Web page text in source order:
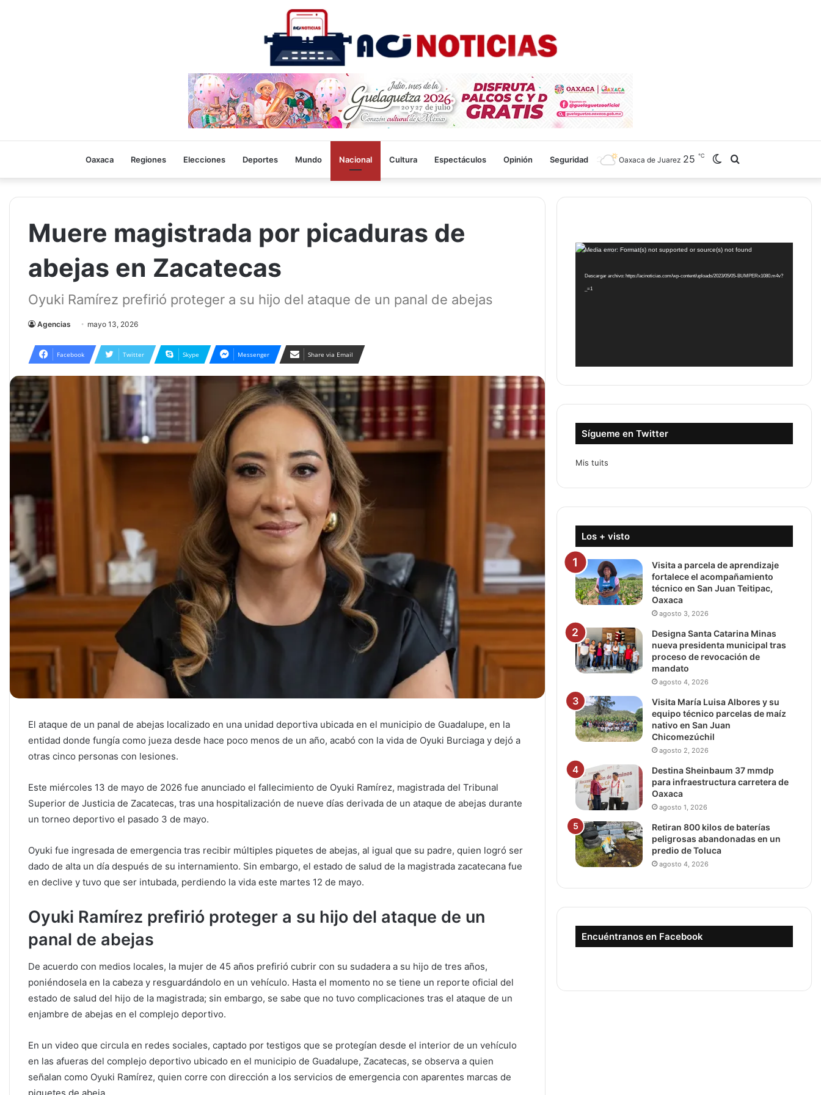
Oaxaca Regiones Elecciones Deportes Mundo Nacional Cultura Espectáculos Opinión Seguridad
for
Switch
skin
Oaxaca de Juarez 25 ℃
Muere magistrada por picaduras de
abejas en Zacatecas
Oyuki Ramírez prefirió proteger a su hijo del ataque de un panal de abejas
Agencias mayo 13, 2026
Facebook Twitter Skype Messenger Share via Email
El ataque de un panal de abejas localizado en una unidad deportiva ubicada en el municipio de Guadalupe, en la
entidad donde fungía como jueza desde hace poco menos de un año, acabó con la vida de Oyuki Burciaga y dejó a
otras cinco personas con lesiones.
Este miércoles 13 de mayo de 2026 fue anunciado el fallecimiento de Oyuki Ramírez, magistrada del Tribunal
Superior de Justicia de Zacatecas, tras una hospitalización de nueve días derivada de un ataque de abejas durante
un torneo deportivo el pasado 3 de mayo.
Oyuki fue ingresada de emergencia tras recibir múltiples piquetes de abejas, al igual que su padre, quien logró ser
dado de alta un día después de su internamiento. Sin embargo, el estado de salud de la magistrada zacatecana fue
en declive y tuvo que ser intubada, perdiendo la vida este martes 12 de mayo.
Oyuki Ramírez prefirió proteger a su hijo del ataque de un
panal de abejas
De acuerdo con medios locales, la mujer de 45 años prefirió cubrir con su sudadera a su hijo de tres años,
poniéndosela en la cabeza y resguardándolo en un vehículo. Hasta el momento no se tiene un reporte oficial del
estado de salud del hijo de la magistrada; sin embargo, se sabe que no tuvo complicaciones tras el ataque de un
enjambre de abejas en el complejo deportivo.
En un video que circula en redes sociales, captado por testigos que se protegían desde el interior de un vehículo
en las afueras del complejo deportivo ubicado en el municipio de Guadalupe, Zacatecas, se observa a quien
señalan como Oyuki Ramírez, quien corre con dirección a los servicios de emergencia con aparentes marcas de
Reproductor
vídeo
Media error: Format(s) not supported or source(s) not found
Descargar archivo: https://acinoticias.com/wp-content/uploads/2023/05/05-BUMPERx1080.m4v?
_=1
Sígueme en Twitter
Mis tuits
Los + visto
Visita a parcela de aprendizaje
fortalece el acompañamiento
técnico en San Juan Teitipac,
Oaxaca
agosto 3, 2026
Designa Santa Catarina Minas
nueva presidenta municipal tras
proceso de revocación de
mandato
agosto 4, 2026
Visita María Luisa Albores y su
equipo técnico parcelas de maíz
nativo en San Juan
Chicomezúchil
agosto 2, 2026
Destina Sheinbaum 37 mmdp
para infraestructura carretera de
Oaxaca
agosto 1, 2026
Retiran 800 kilos de baterías
peligrosas abandonadas en un
predio de Toluca
agosto 4, 2026
Encuéntranos en Facebook